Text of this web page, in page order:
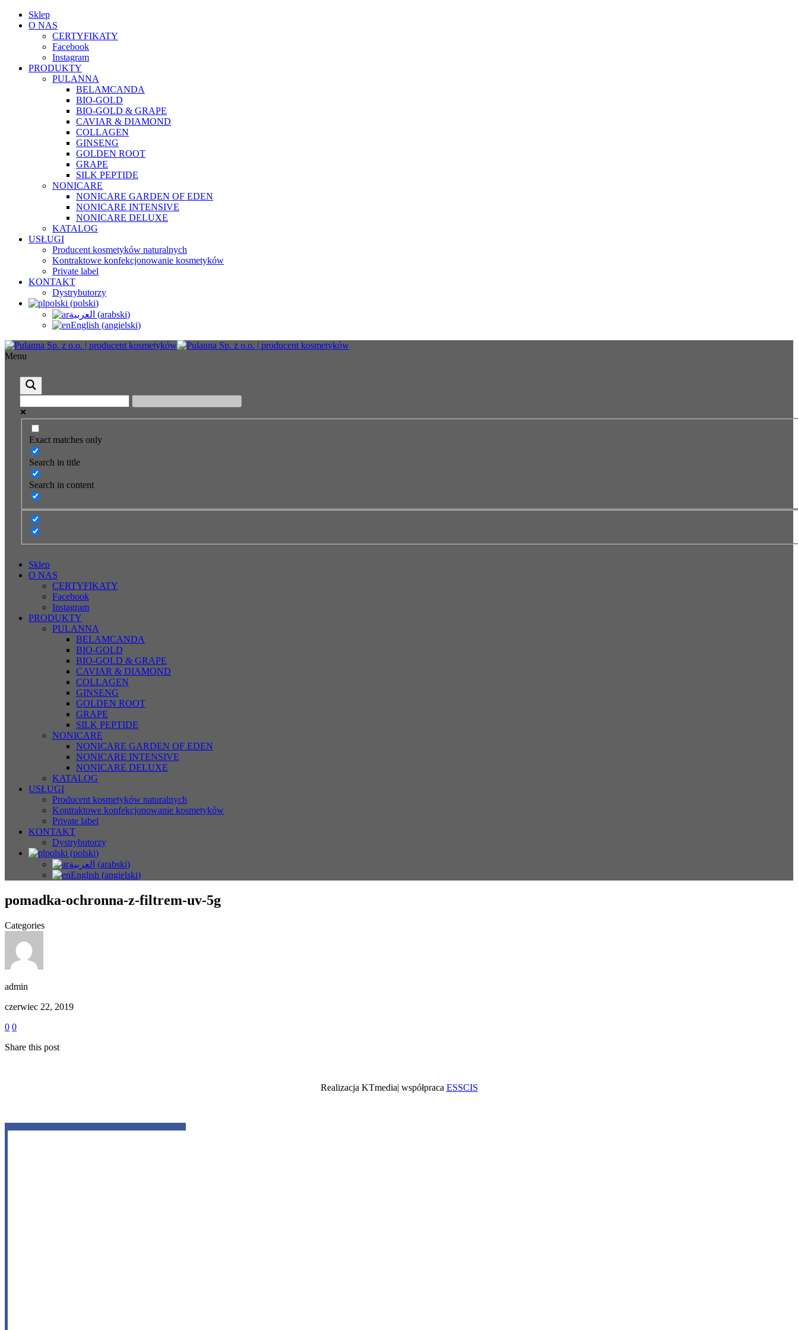
Sklep
O NAS
CERTYFIKATY
Facebook
Instagram
PRODUKTY
PULANNA
BELAMCANDA
BIO-GOLD
BIO-GOLD & GRAPE
CAVIAR & DIAMOND
COLLAGEN
GINSENG
GOLDEN ROOT
GRAPE
SILK PEPTIDE
NONICARE
NONICARE GARDEN OF EDEN
NONICARE INTENSIVE
NONICARE DELUXE
KATALOG
USŁUGI
Producent kosmetyków naturalnych
Kontraktowe konfekcjonowanie kosmetyków
Private label
KONTAKT
Dystrybutorzy
polski (polski)
العربية (arabski)
English (angielski)
Menu
Exact matches only
Search in title
Search in content
Sklep
O NAS
CERTYFIKATY
Facebook
Instagram
PRODUKTY
PULANNA
BELAMCANDA
BIO-GOLD
BIO-GOLD & GRAPE
CAVIAR & DIAMOND
COLLAGEN
GINSENG
GOLDEN ROOT
GRAPE
SILK PEPTIDE
NONICARE
NONICARE GARDEN OF EDEN
NONICARE INTENSIVE
NONICARE DELUXE
KATALOG
USŁUGI
Producent kosmetyków naturalnych
Kontraktowe konfekcjonowanie kosmetyków
Private label
KONTAKT
Dystrybutorzy
polski (polski)
العربية (arabski)
English (angielski)
pomadka-ochronna-z-filtrem-uv-5g
Categories
admin
czerwiec 22, 2019
0 0
Share this post
Realizacja KTmedia| współpraca ESSCIS